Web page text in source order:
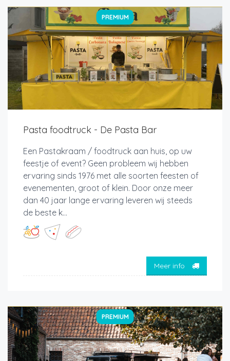
PREMIUM
Pasta foodtruck - De Pasta Bar
Een Pastakraam / foodtruck aan huis, op uw
feestje of event? Geen probleem wij hebben
ervaring sinds 1976 met alle soorten feesten of
evenementen, groot of klein. Door onze meer
dan 40 jaar lange ervaring leveren wij steeds
de beste k...
Meer info
PREMIUM